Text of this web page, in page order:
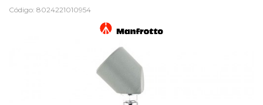
Código: 8024221010954